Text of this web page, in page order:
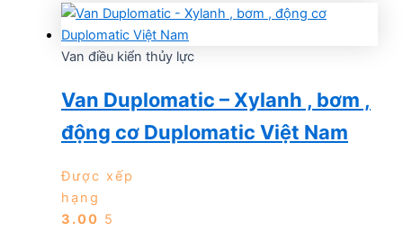
Van điều kiển thủy lực
Van Duplomatic – Xylanh , bơm ,
động cơ Duplomatic Việt Nam
Được xếp
hạng
3.00 5